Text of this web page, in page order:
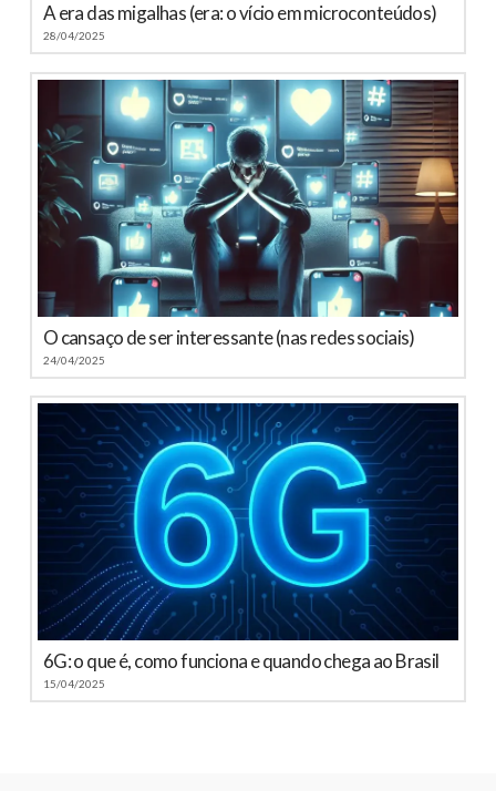
A era das migalhas (era: o vício em microconteúdos)
28/04/2025
O cansaço de ser interessante (nas redes sociais)
24/04/2025
6G: o que é, como funciona e quando chega ao Brasil
15/04/2025